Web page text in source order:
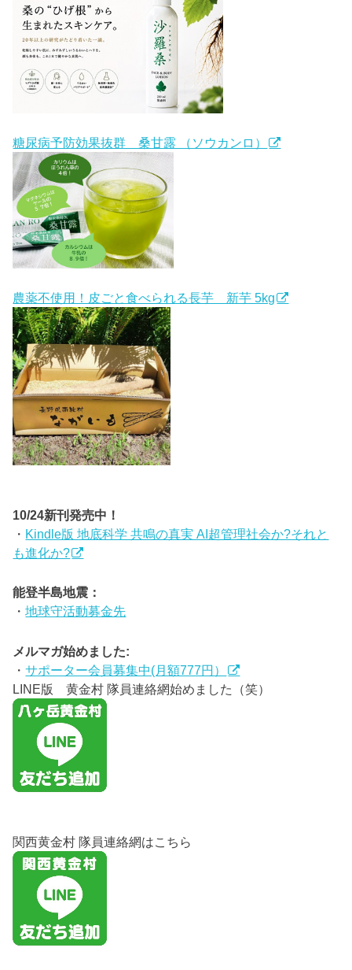
糖尿病予防効果抜群 桑甘露 （ソウカンロ）
農薬不使用！皮ごと食べられる長芋 新芋 5kg
10/24新刊発売中！
・ Kindle版 地底科学 共鳴の真実 AI超管理社会か?それと
も進化か?
能登半島地震：
・地球守活動募金先
メルマガ始めました:
・サポーター会員募集中(月額777円）
LINE版 黄金村 隊員連絡網始めました（笑）
関西黄金村 隊員連絡網はこちら